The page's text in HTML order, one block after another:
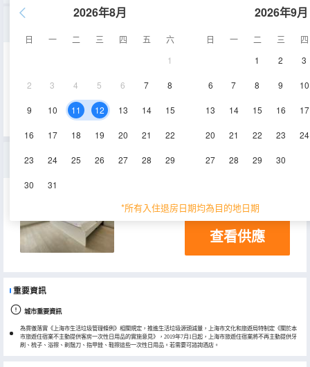
2026年8月
日 一 二 三 四 五
六
1
2 3 4 5 6 7 8
9 10 11 12 13 14 15
16 17 18 19 20 21 22
23 24 25 26 27 28 29
30 31
2026年9月
日 一 二 三
四
1
2 3
6 7 8 9 10
13 14 15 16 17
20 21 22 23 24
27 28 29 30
*所有入住退房日期均為目的地日期
118㎡
舒適三室二廳套房
168㎡
查看供應
重要資訊
城市重要資訊
為貫徹落實《上海市生活垃圾管理條例》相關規定，推進生活垃圾源頭減量，上海市文化和旅遊局特制定《關於本
市旅遊住宿業不主動提供客房一次性日用品的實施意見》，2019年7月1日起，上海市旅遊住宿業將不再主動提供牙
刷、梳子、浴擦、剃鬚刀、指甲銼、鞋擦這些一次性日用品。若需要可諮詢酒店。